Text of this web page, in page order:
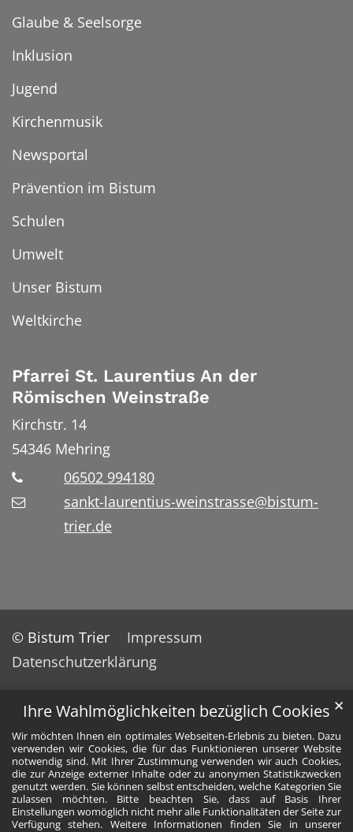
Ihre Wahlmöglichkeiten bezüglich Cookies
Wir möchten Ihnen ein optimales Webseiten-Erlebnis zu bieten. Dazu
verwenden wir Cookies, die für das Funktionieren unserer Website
notwendig sind. Mit Ihrer Zustimmung verwenden wir auch Cookies,
die zur Anzeige externer Inhalte oder zu anonymen Statistikzwecken
genutzt werden. Sie können selbst entscheiden, welche Kategorien Sie
zulassen möchten. Bitte beachten Sie, dass auf Basis Ihrer
Einstellungen womöglich nicht mehr alle Funktionalitäten der Seite zur
Verfügung stehen. Weitere Informationen finden Sie in unserer
✕
Glaube & Seelsorge
Inklusion
Jugend
Kirchenmusik
Newsportal
Prävention im Bistum
Schulen
Umwelt
Unser Bistum
Weltkirche
Pfarrei St. Laurentius An der
Römischen Weinstraße
Kirchstr. 14
54346 Mehring
06502 994180
sankt-laurentius-weinstrasse@bistum-
trier.de
© Bistum Trier
Impressum
Datenschutzerklärung